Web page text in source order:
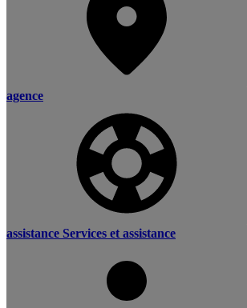
agence
assistance Services et assistance